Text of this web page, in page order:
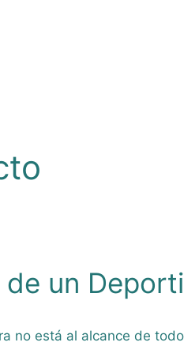
de un
no está al alcance de